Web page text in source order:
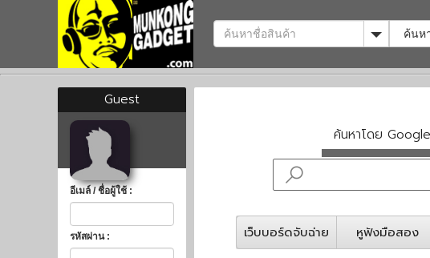
Toggleค้นห
Guest
อีเมล์ / ชื่อผู้ใช้ :
รหัสผ่าน :
ค้นหาโดย Google
เว็บบอร์ดจับฉ่าย หูฟังมือสอง